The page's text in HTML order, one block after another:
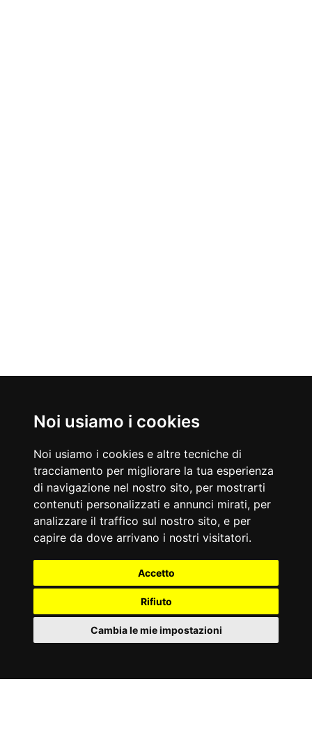
Noi usiamo i cookies
Noi usiamo i cookies e altre tecniche di
tracciamento per migliorare la tua esperienza
di navigazione nel nostro sito, per mostrarti
contenuti personalizzati e annunci mirati, per
analizzare il traffico sul nostro sito, e per
capire da dove arrivano i nostri visitatori.
Accetto
Rifiuto
Cambia le mie impostazioni
Nati Oggi
06/08/1965
Conduttore tv italiano
06/08/1972
Cantautrice britannica
Accadde Oggi
06/08/1932
Prima edizione della Mostra del Cinema di Venezia.
06/08/1926
Gertrude Ederle è la prima donna ad attraversare a nuoto la
Manica.
Aforismi
nostro particolare non può imitarlo nessuno; perché? Perché gli
salita.